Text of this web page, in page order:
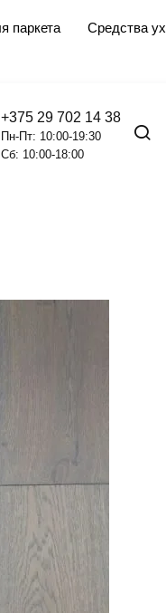
паркета Средства
+375 29 702 14 38
Пн-Пт: 10:00-19:30
Сб: 10:00-18:00